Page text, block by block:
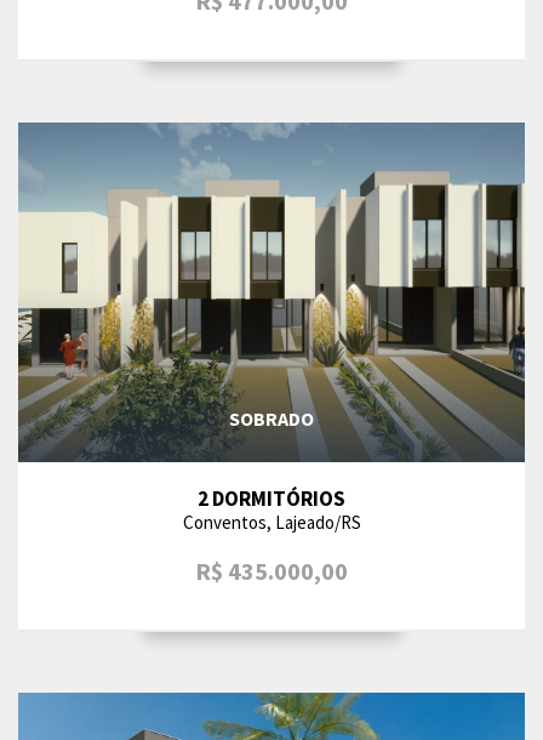
SOBRADO
2 DORMITÓRIOS
Conventos, Lajeado/RS
R$ 435.000,00